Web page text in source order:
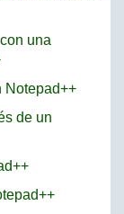
una
Notepad++
de un